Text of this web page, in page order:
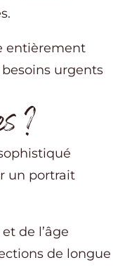
entièrement
urgents
?
un portrait
de l’âge
de longue